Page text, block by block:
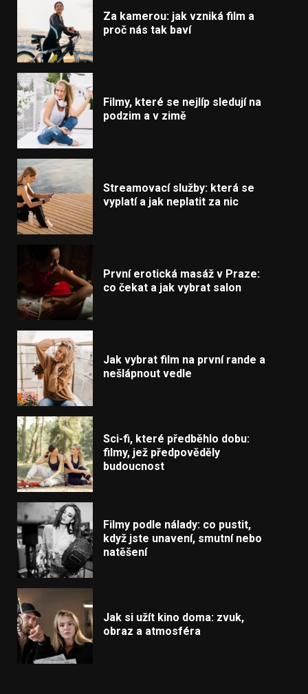
Za kamerou: jak vzniká film a
proč nás tak baví
Filmy, které se nejlíp sledují na
podzim a v zimě
Streamovací služby: která se
vyplatí a jak neplatit za nic
První erotická masáž v Praze:
co čekat a jak vybrat salon
Jak vybrat film na první rande a
nešlápnout vedle
Sci-fi, které předběhlo dobu:
filmy, jež předpověděly
budoucnost
Filmy podle nálady: co pustit,
když jste unavení, smutní nebo
natěšení
Jak si užít kino doma: zvuk,
obraz a atmosféra